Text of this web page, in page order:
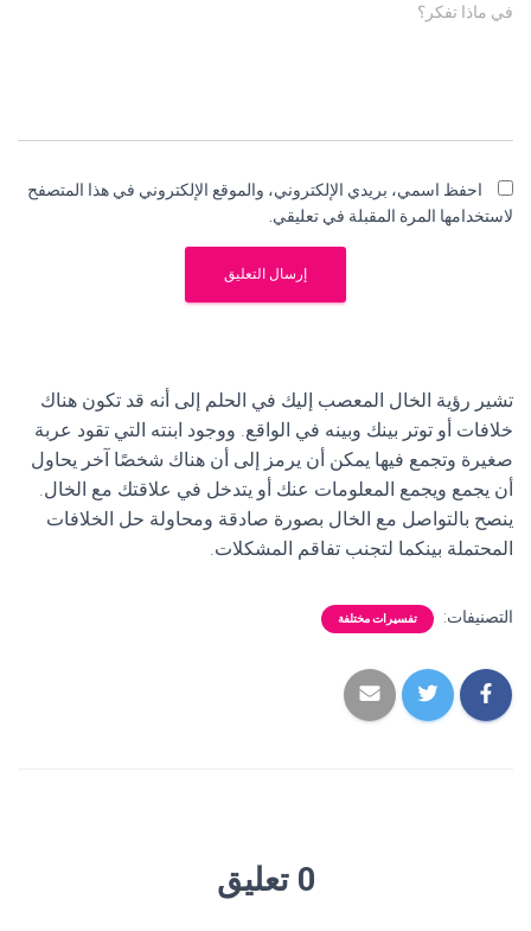
في ماذا تفكر؟
احفظ اسمي، بريدي الإلكتروني، والموقع الإلكتروني في هذا المتصفح
لاستخدامها المرة المقبلة في تعليقي.
تشير رؤية الخال المعصب إليك في الحلم إلى أنه قد تكون هناك
خلافات أو توتر بينك وبينه في الواقع. ووجود ابنته التي تقود عربة
صغيرة وتجمع فيها يمكن أن يرمز إلى أن هناك شخصًا آخر يحاول
أن يجمع ويجمع المعلومات عنك أو يتدخل في علاقتك مع الخال.
ينصح بالتواصل مع الخال بصورة صادقة ومحاولة حل الخلافات
المحتملة بينكما لتجنب تفاقم المشكلات.
التصنيفات: تفسيرات مختلفة
0 تعليق